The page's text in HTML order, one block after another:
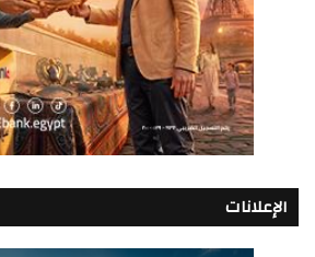
الإعلانات